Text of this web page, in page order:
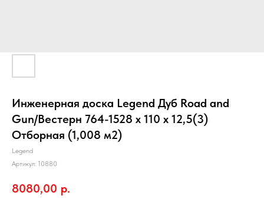
Инженерная доска Legend Дуб Road and
Gun/Вестерн 764-1528 х 110 х 12,5(3)
Отборная (1,008 м2)
Legend
Артикул: 10880
8080,00 р.